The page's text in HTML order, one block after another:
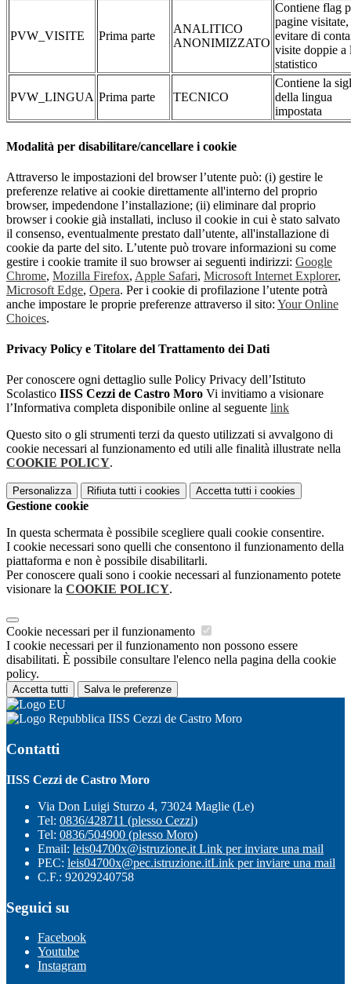
PVW_VISITE Prima parte
ANALITICO
ANONIMIZZATO
Contiene flag
pagine visitate,
evitare di
visite doppie a
statistico
PVW_LINGUA Prima parte TECNICO
Contiene la
della lingua
impostata
Modalità per disabilitare/cancellare i cookie
Attraverso le impostazioni del browser l’utente può: (i) gestire le
preferenze relative ai cookie direttamente all'interno del proprio
browser, impedendone l’installazione; (ii) eliminare dal proprio
browser i cookie già installati, incluso il cookie in cui è stato salvato
il consenso, eventualmente prestato dall’utente, all'installazione di
cookie da parte del sito. L’utente può trovare informazioni su come
gestire i cookie tramite il suo browser ai seguenti indirizzi: Google
Chrome, Mozilla Firefox, Apple Safari, Microsoft Internet Explorer,
Microsoft Edge, Opera. Per i cookie di profilazione l’utente potrà
anche impostare le proprie preferenze attraverso il sito: Your Online
Choices.
Privacy Policy e Titolare del Trattamento dei Dati
Per conoscere ogni dettaglio sulle Policy Privacy dell’Istituto
Scolastico IISS Cezzi de Castro Moro Vi invitiamo a visionare
l’Informativa completa disponibile online al seguente link
Questo sito o gli strumenti terzi da questo utilizzati si avvalgono di
cookie necessari al funzionamento ed utili alle finalità illustrate nella
COOKIE POLICY.
Personalizza Rifiuta tutti i cookies Accetta tutti i cookies
Gestione cookie
In questa schermata è possibile scegliere quali cookie consentire.
I cookie necessari sono quelli che consentono il funzionamento della
piattaforma e non è possibile disabilitarli.
Per conoscere quali sono i cookie necessari al funzionamento potete
visionare la COOKIE POLICY.
Cookie necessari per il funzionamento
I cookie necessari per il funzionamento non possono essere
disabilitati. È possibile consultare l'elenco nella pagina della cookie
policy.
Accetta tutti Salva le preferenze
IISS Cezzi de Castro Moro
Contatti
IISS Cezzi de Castro Moro
Via Don Luigi Sturzo 4, 73024 Maglie (Le)
Tel: 0836/428711 (plesso Cezzi)
Tel: 0836/504900 (plesso Moro)
Email: leis04700x@istruzione.it Link per inviare una mail
PEC: leis04700x@pec.istruzione.itLink per inviare una mail
C.F.: 92029240758
Seguici su
Facebook
Youtube
Instagram